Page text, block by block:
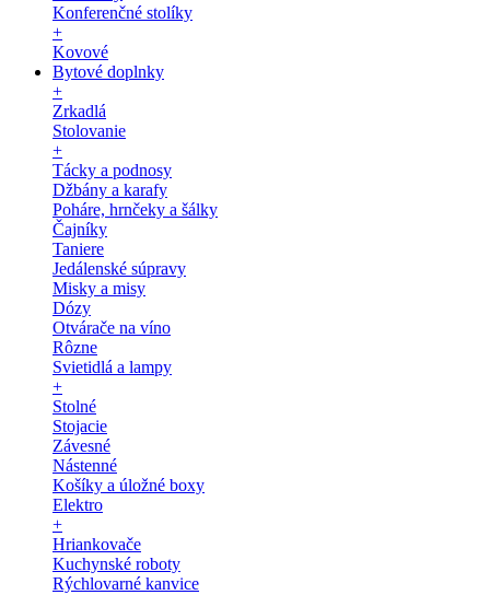
Konferenčné stolíky
+
Kovové
Bytové doplnky
+
Zrkadlá
Stolovanie
+
Tácky a podnosy
Džbány a karafy
Poháre, hrnčeky a šálky
Čajníky
Taniere
Jedálenské súpravy
Misky a misy
Dózy
Otvárače na víno
Rôzne
Svietidlá a lampy
+
Stolné
Stojacie
Závesné
Nástenné
Košíky a úložné boxy
Elektro
+
Hriankovače
Kuchynské roboty
Rýchlovarné kanvice